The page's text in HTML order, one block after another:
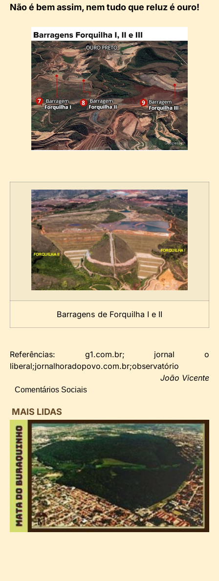
Não é bem assim, nem tudo que reluz é ouro!
Barragens de Forquilha I e II
Referências: g1.com.br; jornal o
liberal;jornalhoradopovo.com.br;observatório
João Vicente
Comentários Sociais
MAIS LIDAS